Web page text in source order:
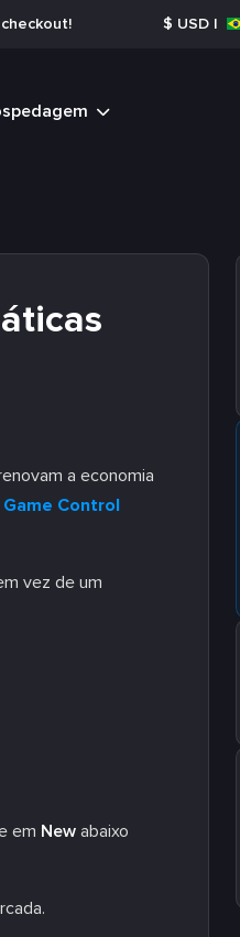
$ USD |
a economia
Game Control
vez de um
em New abaixo